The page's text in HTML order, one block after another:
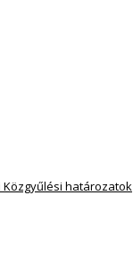
Közgyűlési határozatok